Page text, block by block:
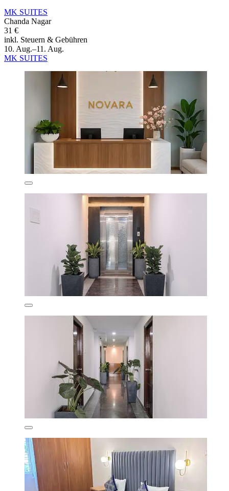
MK SUITES
Chanda Nagar
31 €
inkl. Steuern & Gebühren
10. Aug.–11. Aug.
MK SUITES